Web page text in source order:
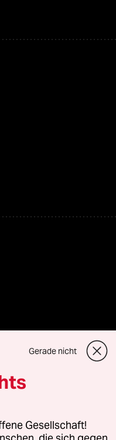
oder für Genehmigungen
Gerade nicht
Gesellschaft!